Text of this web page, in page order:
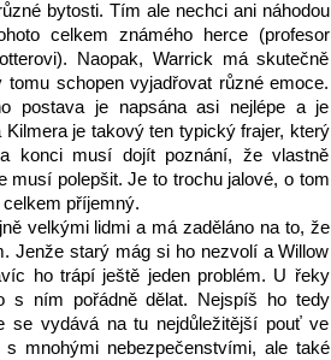
bytosti. Tím ale nechci ani náhodou
celkem známého herce (profesor
Naopak, Warrick má skutečně
schopen vyjadřovat různé emoce.
postava je napsána asi nejlépe a je
je takový ten typický frajer, který
konci musí dojít poznání, že vlastně
musí polepšit. Je to trochu jalové, o tom
příjemný.
velkými lidmi a má zaděláno na to, že
Jenže starý mág si ho nezvolí a Willow
ho trápí ještě jeden problém. U řeky
s ním pořádně dělat. Nejspíš ho tedy
se vydává na tu nejdůležitější pouť ve
mnohými nebezpečenstvími, ale také